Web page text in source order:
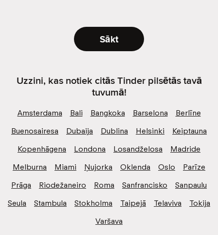
Sākt
Uzzini, kas notiek citās Tinder pilsētās tavā
tuvumā!
Amsterdama Bali Bangkoka Barselona
Berlīne
Buenosairesa
Dubaija Dublina Helsinki
Keiptauna
Kopenhāgena
Londona Losandželosa
Madride
Melburna
Miami Ņujorka Oklenda Oslo
Parīze
Prāga
Riodežaneiro Roma Sanfrancisko
Sanpaulu
Seula
Stambula Stokholma Taipejā Telaviva
Tokija
Varšava